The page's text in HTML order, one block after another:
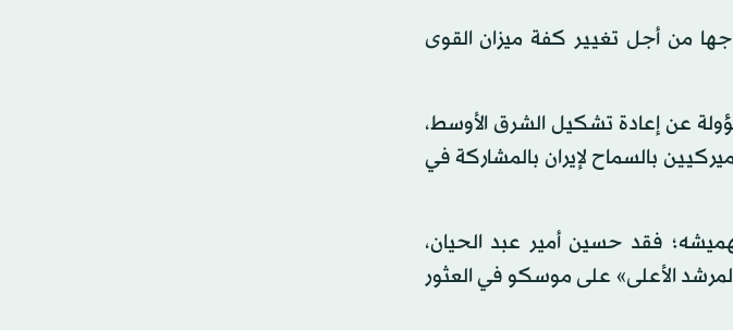
من أجل تغيير كفة ميزان القوى
عن إعادة تشكيل الشرق الأوسط،
بالسماح لإيران بالمشاركة في
فقد حسين أمير عبد الحيان،
الأعلى» على موسكو في العثور